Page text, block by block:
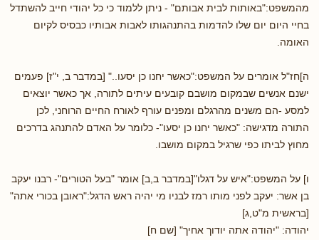
מהמשפט:"באותות לבית אבותם" - ניתן ללמוד כי כל יהודי חייב להשתדל
בחיי היום יום שלו להדמות בהתנהגותו לאבות אבותיו כבסיס לקיום
האומה.
ה]חז"ל אומרים על המשפט:"כאשר יחנו כן יסעו.." [במדבר ב, י"ז] פעמים
ישנם אנשים שבמקום מושבם קובעים עיתים לתורה, אך כאשר יוצאים
למסע -הם משנים מהרגלם ומפנים עורף לאורח החיים הרוחני, לכן
התורה מדגישה: "כאשר יחנו כן יסעו"- כלומר על האדם להתנהג בדרכים
מחוץ לביתו כפי שרגיל במקום מושבו.
ו] על המשפט:"איש על דגלו"[במדבר ב,ב] אומר "בעל הטורים"- רבנו יעקב
בן אשר: יעקב לפני מותו רמז לבניו מי יהיה ראש הדגל:"ראובן בכורי אתה"
[בראשית מ"ט,ג]
יהודה: "יהודה אתה יודוך אחיך" [שם ח]